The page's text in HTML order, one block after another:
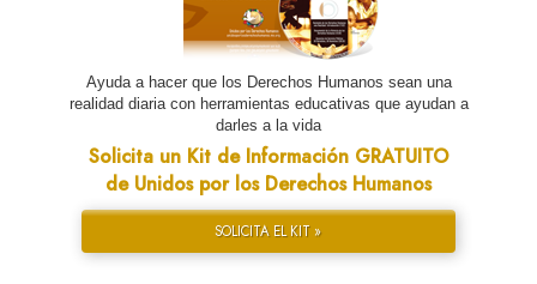
Ayuda a hacer que los Derechos Humanos sean una
realidad diaria con herramientas educativas que ayudan a
darles a la vida
Solicita un Kit de Información GRATUITO
de Unidos por los Derechos Humanos
SOLICITA EL KIT »